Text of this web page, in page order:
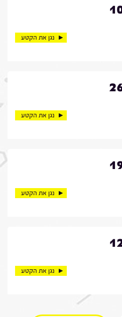
נגן את הקטע
נגן את הקטע
נגן את הקטע
נגן את הקטע